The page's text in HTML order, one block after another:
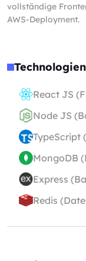
vollständige
AWS-Deployment.
Technologien
React JS
Node JS
TypeScript
MongoDB
Express
Redis